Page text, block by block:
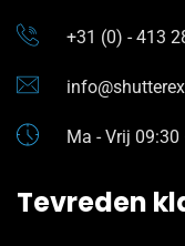
+31 (0) - 413
Ma - Vrij
Tevreden